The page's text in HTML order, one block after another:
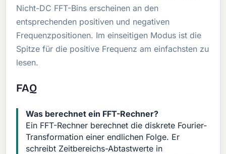
Nicht-DC FFT-Bins erscheinen an den
entsprechenden positiven und negativen
Frequenzpositionen. Im einseitigen Modus ist die
Spitze für die positive Frequenz am einfachsten zu
lesen.
FAQ
Was berechnet ein FFT-Rechner?
Ein FFT-Rechner berechnet die diskrete Fourier-
Transformation einer endlichen Folge. Er
schreibt Zeitbereichs-Abtastwerte in